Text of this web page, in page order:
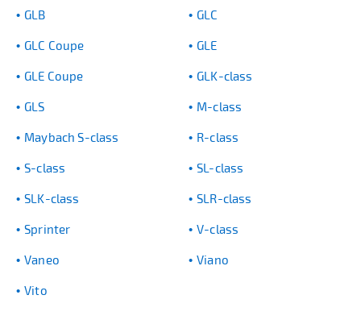
GLB GLC
GLC Coupe GLE
GLE Coupe GLK-class
GLS M-class
Maybach S-class R-class
S-class SL-class
SLK-class SLR-class
Sprinter V-class
Vaneo Viano
Vito